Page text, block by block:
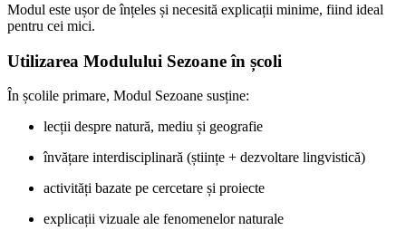
Modul este ușor de înțeles și necesită explicații minime, fiind ideal
pentru cei mici.
Utilizarea Modulului Sezoane în școli
În școlile primare, Modul Sezoane susține:
lecții despre natură, mediu și geografie
învățare interdisciplinară (științe + dezvoltare lingvistică)
activități bazate pe cercetare și proiecte
explicații vizuale ale fenomenelor naturale